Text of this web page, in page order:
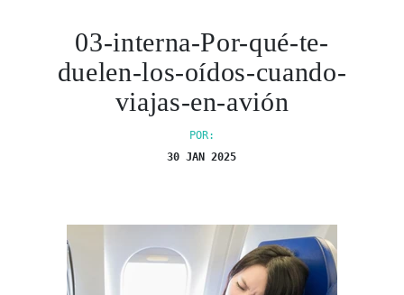
03-interna-Por-qué-te-
duelen-los-oídos-cuando-
viajas-en-avión
POR:
30 JAN 2025